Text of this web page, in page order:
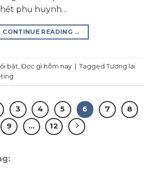
phụ huynh…
CONTINUE READING →
bật ,Đọc gì hôm nay | TaggedTương lai
3 4 5 6 7
8
9
… 12